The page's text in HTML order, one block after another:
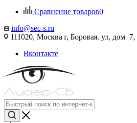
Сравнение товаров0
info@sec-s.ru
111020, Москва г, Боровая. ул, дом
Вконтакте